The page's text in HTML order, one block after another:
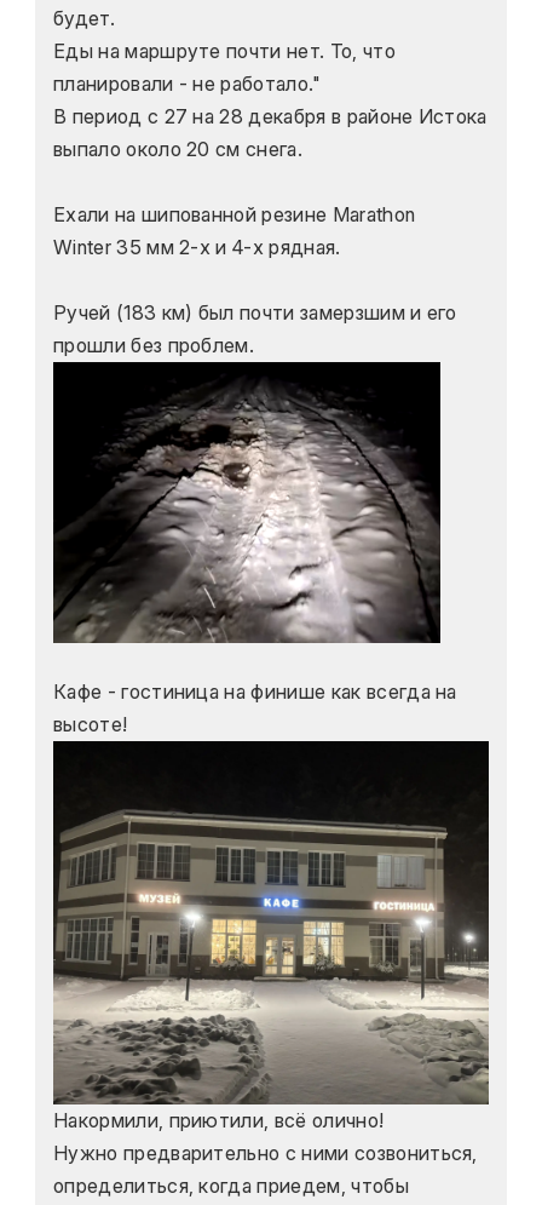
будет.
Еды на маршруте почти нет. То, что
планировали - не работало."
В период с 27 на 28 декабря в районе Истока
выпало около 20 см снега.
Ехали на шипованной резине Marathon
Winter 35 мм 2-х и 4-х рядная.
Ручей (183 км) был почти замерзшим и его
прошли без проблем.
Кафе - гостиница на финише как всегда на
высоте!
Накормили, приютили, всё олично!
Нужно предварительно с ними созвониться,
определиться, когда приедем, чтобы